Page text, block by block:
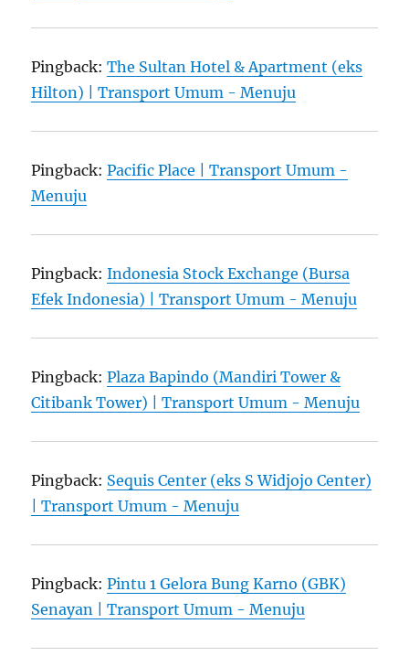
Pingback:The Sultan Hotel & Apartment (eks
Hilton) | Transport Umum - Menuju
Pingback:Pacific Place | Transport Umum -
Menuju
Pingback:Indonesia Stock Exchange (Bursa
Efek Indonesia) | Transport Umum - Menuju
Pingback:Plaza Bapindo (Mandiri Tower &
Citibank Tower) | Transport Umum - Menuju
Pingback: Sequis Center (eks S Widjojo Center)
| Transport Umum - Menuju
Pingback:Pintu 1 Gelora Bung Karno (GBK)
Senayan | Transport Umum - Menuju